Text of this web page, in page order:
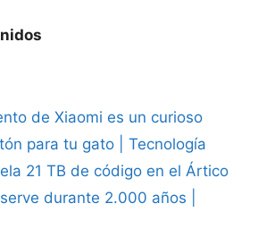
de Xiaomi es un curioso
para tu gato | Tecnología
21 TB de código en el Ártico
durante 2.000 años |